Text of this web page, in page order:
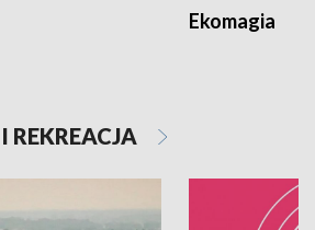
Ekomagia
REKREACJA